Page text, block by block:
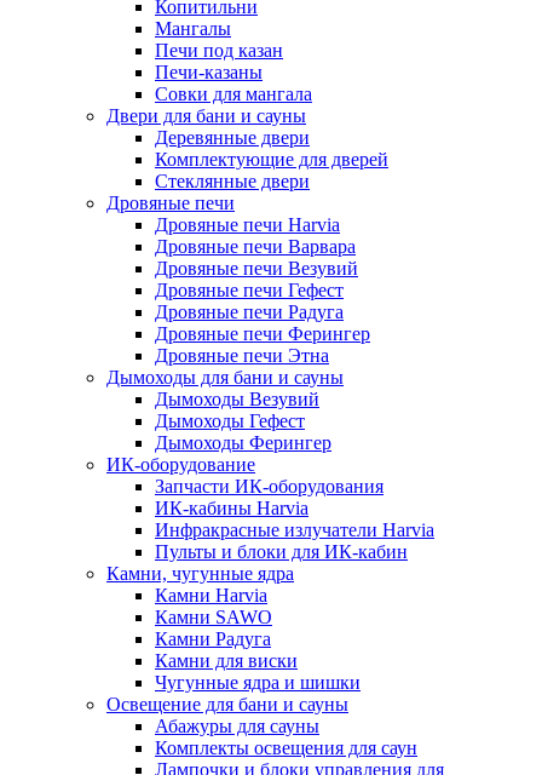
Копитильни
Мангалы
Печи под казан
Печи-казаны
Совки для мангала
Двери для бани и сауны
Деревянные двери
Комплектующие для дверей
Стеклянные двери
Дровяные печи
Дровяные печи Harvia
Дровяные печи Варвара
Дровяные печи Везувий
Дровяные печи Гефест
Дровяные печи Радуга
Дровяные печи Ферингер
Дровяные печи Этна
Дымоходы для бани и сауны
Дымоходы Везувий
Дымоходы Гефест
Дымоходы Ферингер
ИК-оборудование
Запчасти ИК-оборудования
ИК-кабины Harvia
Инфракрасные излучатели Harvia
Пульты и блоки для ИК-кабин
Камни, чугунные ядра
Камни Harvia
Камни SAWO
Камни Радуга
Камни для виски
Чугунные ядра и шишки
Освещение для бани и сауны
Абажуры для сауны
Комплекты освещения для саун
Лампочки и блоки управления для